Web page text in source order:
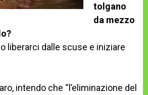
tolgano
da mezzo
liberarci dalle scuse e iniziare
intendo che “l’eliminazione del